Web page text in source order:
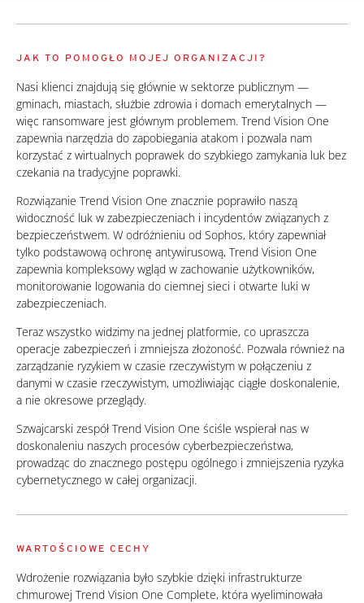
JAK TO POMOGŁO MOJEJ ORGANIZACJI?
Nasi klienci znajdują się głównie w sektorze publicznym —
gminach, miastach, służbie zdrowia i domach emerytalnych —
więc ransomware jest głównym problemem. Trend Vision One
zapewnia narzędzia do zapobiegania atakom i pozwala nam
korzystać z wirtualnych poprawek do szybkiego zamykania luk bez
czekania na tradycyjne poprawki.
Rozwiązanie Trend Vision One znacznie poprawiło naszą
widoczność luk w zabezpieczeniach i incydentów związanych z
bezpieczeństwem. W odróżnieniu od Sophos, który zapewniał
tylko podstawową ochronę antywirusową, Trend Vision One
zapewnia kompleksowy wgląd w zachowanie użytkowników,
monitorowanie logowania do ciemnej sieci i otwarte luki w
zabezpieczeniach.
Teraz wszystko widzimy na jednej platformie, co upraszcza
operacje zabezpieczeń i zmniejsza złożoność. Pozwala również na
zarządzanie ryzykiem w czasie rzeczywistym w połączeniu z
danymi w czasie rzeczywistym, umożliwiając ciągłe doskonalenie,
a nie okresowe przeglądy.
Szwajcarski zespół Trend Vision One ściśle wspierał nas w
doskonaleniu naszych procesów cyberbezpieczeństwa,
prowadząc do znacznego postępu ogólnego i zmniejszenia ryzyka
cybernetycznego w całej organizacji.
WARTOŚCIOWE CECHY
Wdrożenie rozwiązania było szybkie dzięki infrastrukturze
chmurowej Trend Vision One Complete, która wyeliminowała